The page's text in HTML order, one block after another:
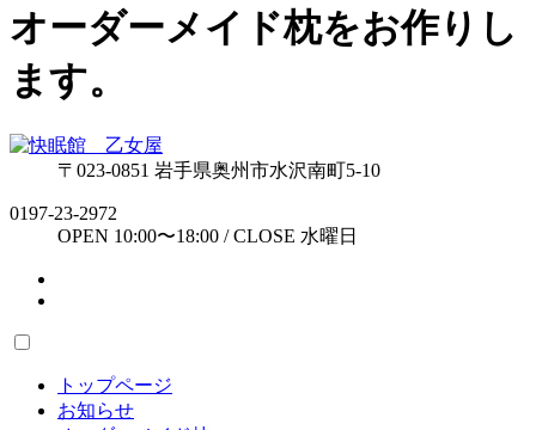
オーダーメイド枕をお作りし
ます。
〒023-0851 岩手県奥州市水沢南町5-10
0197-23-2972
OPEN 10:00〜18:00 / CLOSE 水曜日
トップページ
お知らせ